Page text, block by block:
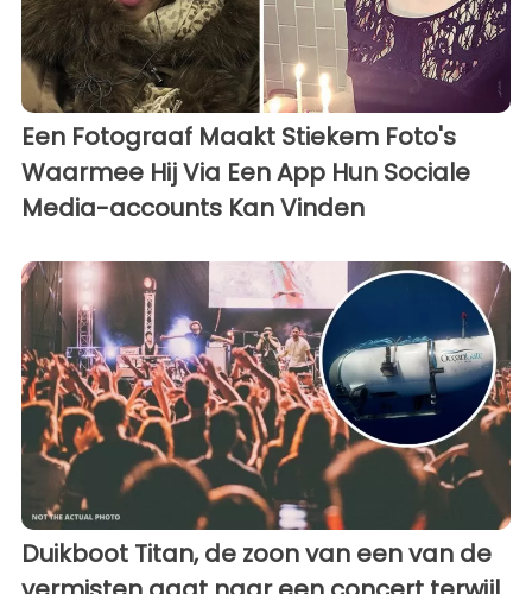
Een Fotograaf Maakt Stiekem Foto's
Waarmee Hij Via Een App Hun Sociale
Media-accounts Kan Vinden
Duikboot Titan, de zoon van een van de